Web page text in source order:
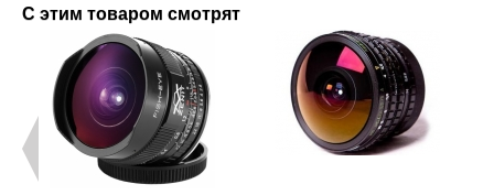
С этим товаром смотрят